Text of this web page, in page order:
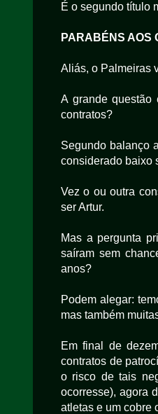
É o segundo título
PARABÉNS AOS
Aliás, o Palmeiras
A grande
contratos?
Segundo balanço
considerado baixo
Vez o ou outra
ser Artur.
Mas a pergunta
saíram sem
anos?
Podem alegar:
mas também
Em final de
contratos de
o risco de tais
ocorresse), agora
atletas e um cobre